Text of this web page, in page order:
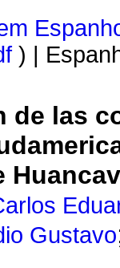
) |
de las
Gustavo